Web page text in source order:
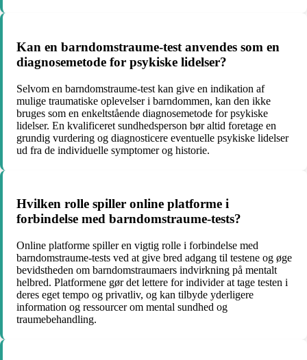
Kan en barndomstraume-test anvendes som en
diagnosemetode for psykiske lidelser?
Selvom en barndomstraume-test kan give en indikation af
mulige traumatiske oplevelser i barndommen, kan den ikke
bruges som en enkeltstående diagnosemetode for psykiske
lidelser. En kvalificeret sundhedsperson bør altid foretage en
grundig vurdering og diagnosticere eventuelle psykiske lidelser
ud fra de individuelle symptomer og historie.
Hvilken rolle spiller online platforme i
forbindelse med barndomstraume-tests?
Online platforme spiller en vigtig rolle i forbindelse med
barndomstraume-tests ved at give bred adgang til testene og øge
bevidstheden om barndomstraumaers indvirkning på mentalt
helbred. Platformene gør det lettere for individer at tage testen i
deres eget tempo og privatliv, og kan tilbyde yderligere
information og ressourcer om mental sundhed og
traumebehandling.